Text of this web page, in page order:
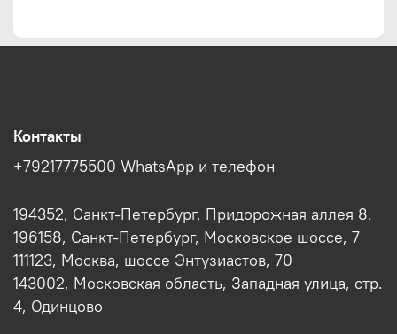
Контакты
+79217775500 WhatsApp и телефон
194352, Санкт-Петербург, Придорожная аллея 8.
196158, Санкт-Петербург, Московское шоссе, 7
111123, Москва, шоссе Энтузиастов, 70
143002, Московская область, Западная улица, стр.
4, Одинцово